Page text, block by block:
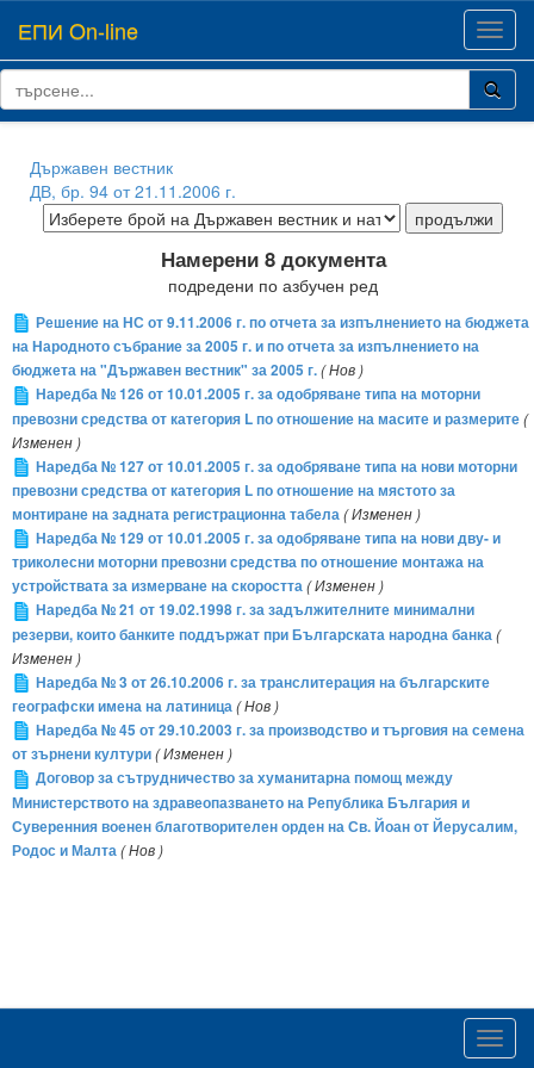
ЕПИ On-line
Държавен вестник
ДВ, бр. 94 от 21.11.2006 г.
Намерени 8 документа
подредени по азбучен ред
Решение на НС от 9.11.2006 г. по отчета за изпълнението на бюджета
на Народното събрание за 2005 г. и по отчета за изпълнението на
бюджета на "Държавен вестник" за 2005 г.( Нов )
Наредба № 126 от 10.01.2005 г. за одобряване типа на моторни
превозни средства от категория L по отношение на масите и размерите(
Изменен )
Наредба № 127 от 10.01.2005 г. за одобряване типа на нови моторни
превозни средства от категория L по отношение на мястото за
монтиране на задната регистрационна табела( Изменен )
Наредба № 129 от 10.01.2005 г. за одобряване типа на нови дву- и
триколесни моторни превозни средства по отношение монтажа на
устройствата за измерване на скоростта( Изменен )
Наредба № 21 от 19.02.1998 г. за задължителните минимални
резерви, които банките поддържат при Българската народна банка(
Изменен )
Наредба № 3 от 26.10.2006 г. за транслитерация на българските
географски имена на латиница( Нов )
Наредба № 45 от 29.10.2003 г. за производство и търговия на семена
от зърнени култури( Изменен )
Договор за сътрудничество за хуманитарна помощ между
Министерството на здравеопазването на Република България и
Суверенния военен благотворителен орден на Св. Йоан от Йерусалим,
Родос и Малта( Нов )